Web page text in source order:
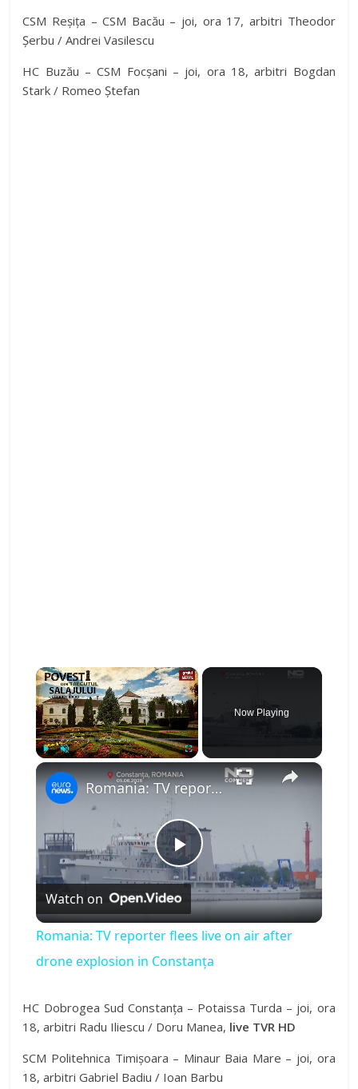
CSM Reșița – CSM Bacău – joi, ora 17, arbitri Theodor
Șerbu / Andrei Vasilescu
HC Buzău – CSM Focșani – joi, ora 18, arbitri Bogdan
Stark / Romeo Ștefan
×
Now Playing
×
P
l
a
y
V
Romania: TV reporter flees live on air after drone explosion in Constanța
Watch on
Romania: TV reporter flees live on air after
drone explosion in Constanța
HC Dobrogea Sud Constanța – Potaissa Turda – joi, ora
18, arbitri Radu Iliescu / Doru Manea, live TVR HD
SCM Politehnica Timișoara – Minaur Baia Mare – joi, ora
18, arbitri Gabriel Badiu / Ioan Barbu